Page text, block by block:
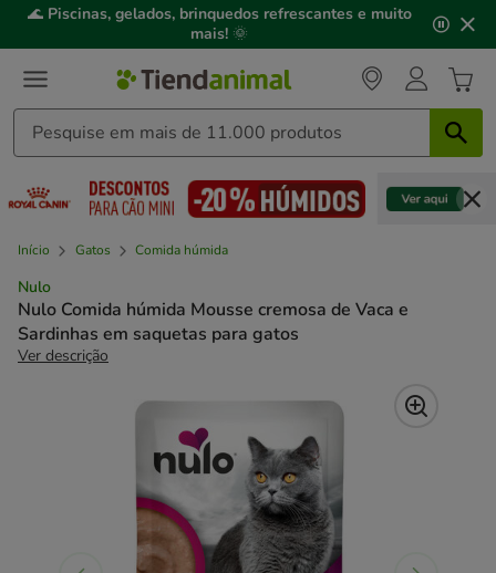
3,
mensagem,
🌊 Piscinas, gelados, brinquedos refrescantes e muito
mais! 🌞
Início Gatos Comida húmida
Nulo
Nulo Comida húmida Mousse cremosa de Vaca e
Sardinhas em saquetas para gatos
Ver descrição